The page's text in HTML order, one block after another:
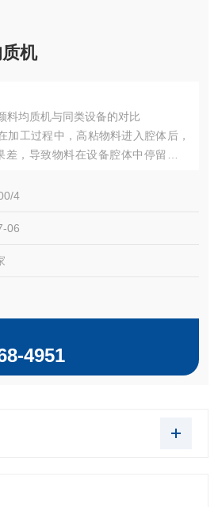
机
料均质机与同类设备的对比
加工过程中，高粘物料进入腔体后，
差，导致物料在设备腔体中停留时间
高了输送能力，减少了停留时间，
4
06
4951